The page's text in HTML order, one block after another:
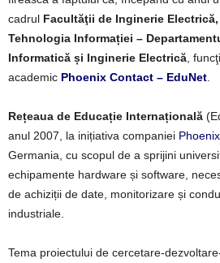
cadrul Facultăţii de Inginerie
Tehnologia Informației –
Informatică și Inginerie Electrică,
academic Phoenix Contact – EduNet.
Rețeaua de Educație Internațională
anul 2007, la inițiativa companiei
Germania, cu scopul de a sprijini
echipamente hardware și software,
de achiziții de date, monitorizare și
industriale.
Tema proiectului de cercetare-